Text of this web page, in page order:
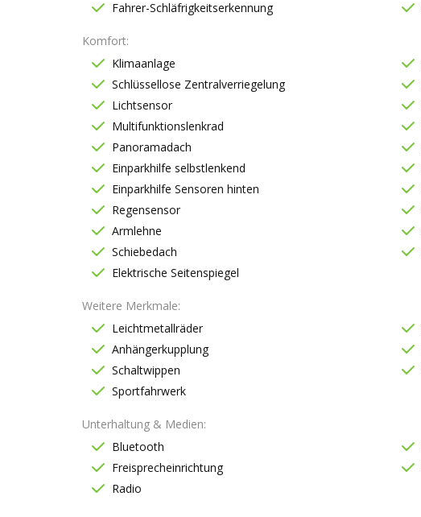
Fahrer-Schläfrigkeitserkennung
Komfort
Klimaanlage
Schlüssellose Zentralverriegelung
Lichtsensor
Multifunktionslenkrad
Panoramadach
Einparkhilfe selbstlenkend
Einparkhilfe Sensoren hinten
Regensensor
Armlehne
Schiebedach
Elektrische Seitenspiegel
Weitere Merkmale
Leichtmetallräder
Anhängerkupplung
Schaltwippen
Sportfahrwerk
Unterhaltung & Medien
Bluetooth
Freisprecheinrichtung
Radio